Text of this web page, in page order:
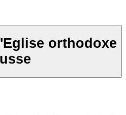
orthodoxe